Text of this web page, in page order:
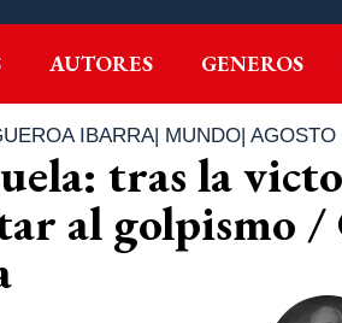
AUTORES GENEROS
IBARRA| MUNDO| AGOSTO
tras la
al golpismo /